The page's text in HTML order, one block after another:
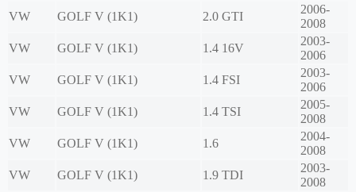
VW
GOLF V (1K1) 2.0 GTI
2006-
2008
VW
GOLF V (1K1) 1.4 16V
2003-
2006
VW
GOLF V (1K1) 1.4 FSI
2003-
2006
VW
GOLF V (1K1) 1.4 TSI
2005-
2008
VW
GOLF V (1K1) 1.6
2004-
2008
VW
GOLF V (1K1) 1.9 TDI
2003-
2008